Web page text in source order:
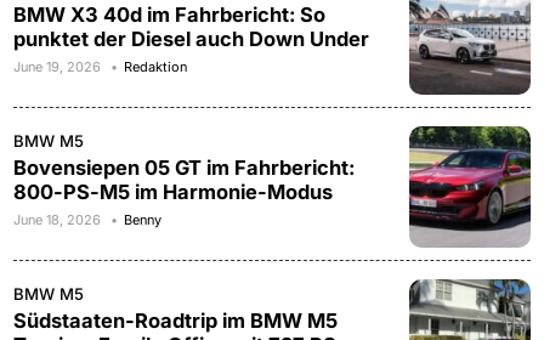
BMW X3 40d im Fahrbericht: So
punktet der Diesel auch Down Under
June 19, 2026 Redaktion
BMW M5
Bovensiepen 05 GT im Fahrbericht:
800-PS-M5 im Harmonie-Modus
June 18, 2026 Benny
BMW M5
Südstaaten-Roadtrip im BMW M5